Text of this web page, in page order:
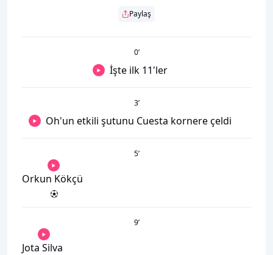
Paylaş
0’
İşte ilk 11'ler
3’
Oh'un etkili şutunu Cuesta kornere çeldi
5’
Orkun Kökçü
9’
Jota Silva